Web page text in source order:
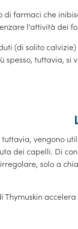
di farmaci che
l'attività dei
(di solito
spesso, tuttavia, si
vengono
dei capelli. Di
solo a
Thymuskin